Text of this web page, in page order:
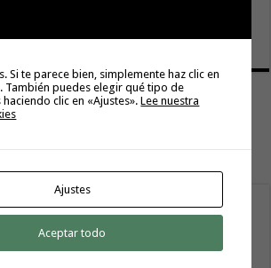
en la subida a Las Cabezadas
Si te parece bien, simplemente haz clic en
También puedes elegir qué tipo de
clic en «Ajustes».Lee nuestra
Ajustes
Aceptar todo